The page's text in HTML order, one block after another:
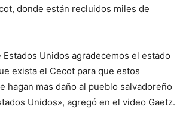
donde están recluidos miles de
Estados Unidos agradecemos el estado
exista el Cecot para que estos
hagan mas daño al pueblo salvadoreño
Unidos», agregó en el video Gaetz.